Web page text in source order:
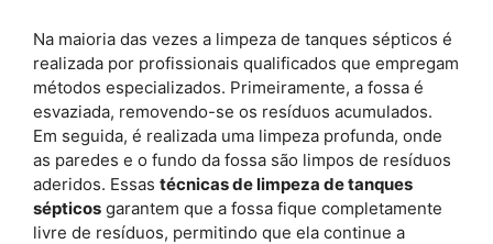
Na maioria das vezes a limpeza de tanques sépticos é
realizada por profissionais qualificados que empregam
métodos especializados. Primeiramente, a fossa é
esvaziada, removendo-se os resíduos acumulados.
Em seguida, é realizada uma limpeza profunda, onde
as paredes e o fundo da fossa são limpos de resíduos
aderidos. Essas técnicas de limpeza de tanques
sépticos garantem que a fossa fique completamente
livre de resíduos, permitindo que ela continue a